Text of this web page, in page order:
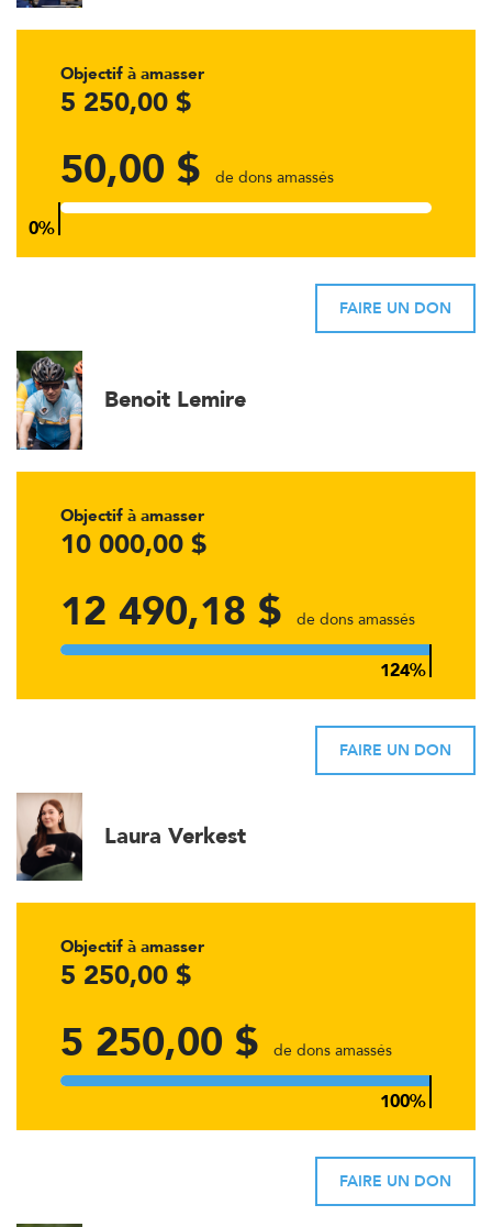
Objectif à amasser
5 250,00 $
50,00 $ de dons amassés
FAIRE UN DON
Benoit Lemire
Objectif à amasser
10 000,00 $
12 490,18 $ de dons amassés
FAIRE UN DON
Laura Verkest
Objectif à amasser
5 250,00 $
5 250,00 $ de dons amassés
FAIRE UN DON